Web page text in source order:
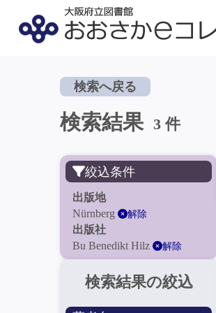
検索へ戻る
検索結果 3 件
絞込条件
出版地
Nürnberg
解除
出版社
Bu Benedikt Hilz
解除
検索結果の絞込